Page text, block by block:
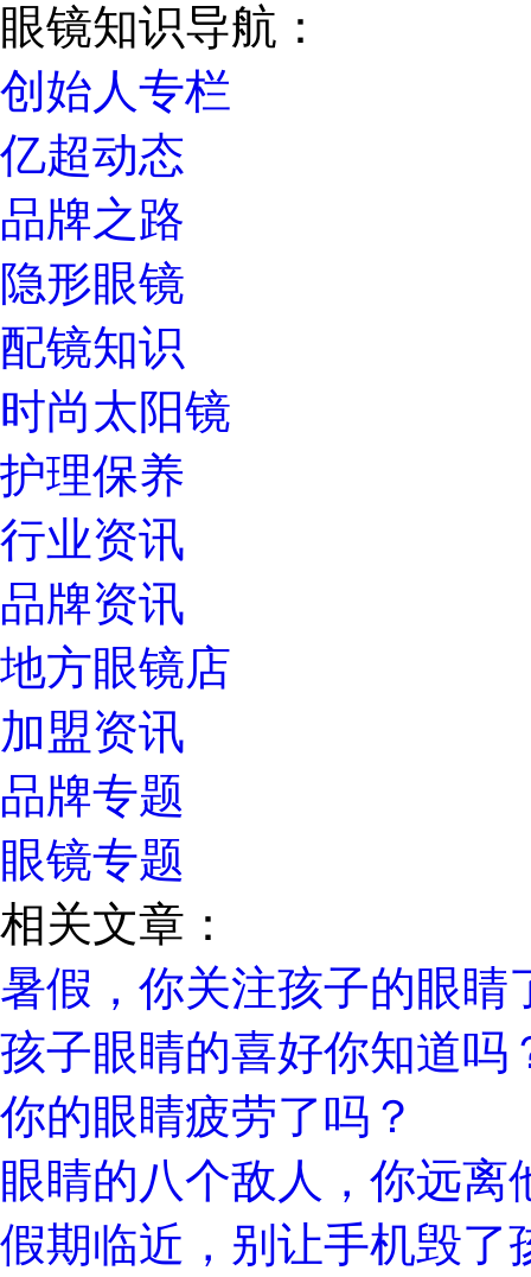
眼镜知识导航：
创始人专栏
亿超动态
品牌之路
隐形眼镜
配镜知识
时尚太阳镜
护理保养
行业资讯
品牌资讯
地方眼镜店
加盟资讯
品牌专题
眼镜专题
相关文章：
暑假，你关注孩子的眼睛
孩子眼睛的喜好你知道吗
你的眼睛疲劳了吗？
眼睛的八个敌人，你远离
假期临近，别让手机毁了